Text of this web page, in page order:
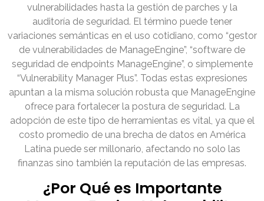
vulnerabilidades hasta la gestión de parches y la
auditoría de seguridad. El término puede tener
variaciones semánticas en el uso cotidiano, como “gestor
de vulnerabilidades de ManageEngine”, “software de
seguridad de endpoints ManageEngine”, o simplemente
“Vulnerability Manager Plus”. Todas estas expresiones
apuntan a la misma solución robusta que ManageEngine
ofrece para fortalecer la postura de seguridad. La
adopción de este tipo de herramientas es vital, ya que el
costo promedio de una brecha de datos en América
Latina puede ser millonario, afectando no solo las
finanzas sino también la reputación de las empresas.
¿Por Qué es Importante